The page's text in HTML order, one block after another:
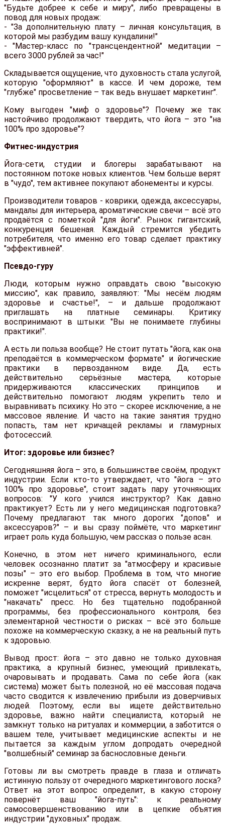
"Будьте добрее к себе и миру", либо превращены в
повод для новых продаж:
- "За дополнительную плату – личная консультация, в
которой мы разбудим вашу кундалини!"
- "Мастер-класс по "трансцендентной" медитации –
всего 3000 рублей за час!"
Складывается ощущение, что духовность стала услугой,
которую "оформляют" в кассе. И чем дороже, тем
"глубже" просветление – так ведь внушает маркетинг".
Кому выгоден "миф о здоровье"? Почему же так
настойчиво продолжают твердить, что йога – это "на
100% про здоровье"?
Фитнес-индустрия
Йога-сети, студии и блогеры зарабатывают на
постоянном потоке новых клиентов. Чем больше верят
в "чудо", тем активнее покупают абонементы и курсы.
Производители товаров - коврики, одежда, аксессуары,
мандалы для интерьера, ароматические свечи – всё это
продаётся с пометкой "для йоги". Рынок гигантский,
конкуренция бешеная. Каждый стремится убедить
потребителя, что именно его товар сделает практику
"эффективней".
Псевдо-гуру
Люди, которым нужно оправдать свою "высокую
миссию", как правило, заявляют: "Мы несём людям
здоровье и счастье!", – и дальше продолжают
приглашать на платные семинары. Критику
воспринимают в штыки: "Вы не понимаете глубины
практики!".
А есть ли польза вообще? Не стоит путать "йога, как она
преподаётся в коммерческом формате" и йогические
практики в первозданном виде. Да, есть
действительно серьёзные мастера, которые
придерживаются классических принципов и
действительно помогают людям укрепить тело и
выравнивать психику. Но это – скорее исключение, а не
массовое явление. И часто на такие занятия трудно
попасть, там нет кричащей рекламы и гламурных
фотосессий.
Итог: здоровье или бизнес?
Сегодняшняя йога – это, в большинстве своём, продукт
индустрии. Если кто-то утверждает, что "йога – это
100% про здоровье", стоит задать пару уточняющих
вопросов: "У кого учился инструктор? Как давно
практикует? Есть ли у него медицинская подготовка?
Почему предлагают так много дорогих "допов" и
аксессуаров?" – и вы сразу поймёте, что маркетинг
играет роль куда большую, чем рассказ о пользе асан.
Конечно, в этом нет ничего криминального, если
человек осознанно платит за "атмосферу и красивые
позы" – это его выбор. Проблема в том, что многие
искренне верят, будто йога спасёт от болезней,
поможет "исцелиться" от стресса, вернуть молодость и
"накачать" пресс. Но без тщательно подобранной
программы, без профессионального контроля, без
элементарной честности о рисках – всё это больше
похоже на коммерческую сказку, а не на реальный путь
к здоровью.
Вывод прост: йога – это давно не только духовная
практика, а крупный бизнес, умеющий привлекать,
очаровывать и продавать. Сама по себе йога (как
система) может быть полезной, но её массовая подача
часто сводится к извлечению прибыли из доверчивых
людей. Поэтому, если вы ищете действительно
здоровье, важно найти специалиста, который не
замкнут только на ритуалах и коммерции, а заботится о
вашем теле, учитывает медицинские аспекты и не
пытается за каждым углом допродать очередной
"волшебный" семинар за баснословные деньги.
Готовы ли вы смотреть правде в глаза и отличать
истинную пользу от очередного маркетингового лоска?
Ответ на этот вопрос определит, в какую сторону
повернёт ваш "йога-путь": к реальному
самосовершенствованию или в цепкие объятия
индустрии "духовных" продаж.